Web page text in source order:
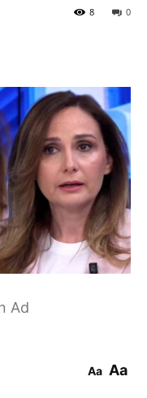
0
8
Ad
Aa Aa